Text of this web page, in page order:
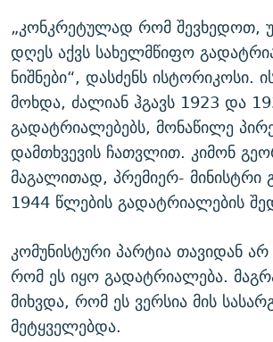
„კონკრეტულად რომ შევხედოთ,
დღეს აქვს სახელმწიფო
ნიშნები“, დასძენს ისტორიკოსი.
მოხდა, ძალიან ჰგავს 1923 და
გადატრიალებებს, მონაწილე
დამთხვევის ჩათვლით. კიმონ
მაგალითად, პრემიერ- მინისტრი
1944 წლების გადატრიალების
კომუნისტური პარტია თავიდან
რომ ეს იყო გადატრიალება.
მიხვდა, რომ ეს ვერსია მის
მეტყველებდა.